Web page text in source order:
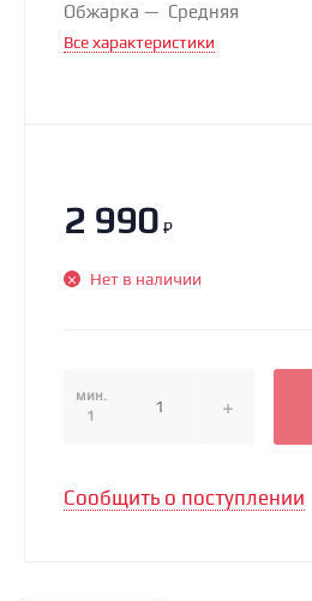
Обжарка
Средняя
Все характеристики
2 990 ₽
Нет в наличии
мин.
1
Сообщить о поступлении